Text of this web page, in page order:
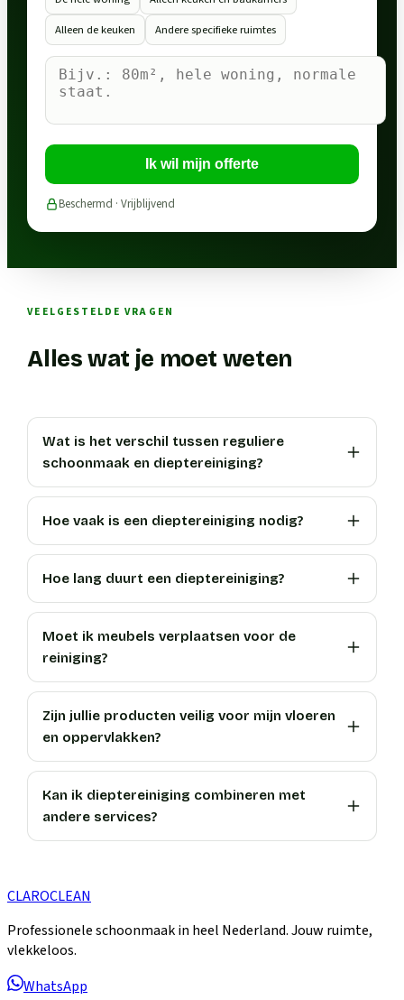
Alleen de keuken
Andere specifieke ruimtes
Ik wil mijn offerte
Beschermd · Vrijblijvend
VEELGESTELDE VRAGEN
Alles wat je moet weten
Wat is het verschil tussen reguliere
schoonmaak en dieptereiniging?
Hoe vaak is een dieptereiniging nodig?
Hoe lang duurt een dieptereiniging?
Moet ik meubels verplaatsen voor de
reiniging?
Zijn jullie producten veilig voor mijn vloeren
en oppervlakken?
Kan ik dieptereiniging combineren met
andere services?
CLAROCLEAN
Professionele schoonmaak in heel Nederland. Jouw ruimte,
vlekkeloos.
WhatsApp